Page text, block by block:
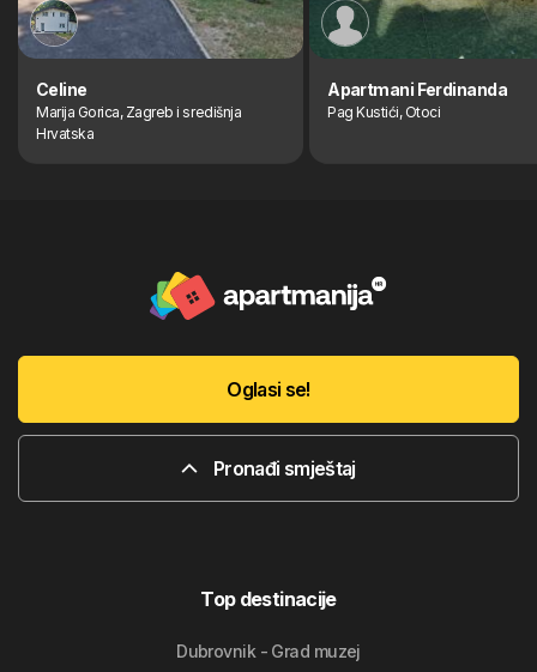
Celine
Marija Gorica, Zagreb i središnja
Hrvatska
Apartmani Ferdinanda
Pag Kustići, Otoci
Oglasi se!
Pronađi smještaj
Top destinacije
Dubrovnik - Grad muzej